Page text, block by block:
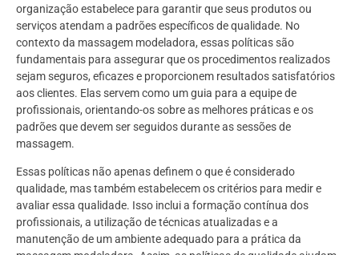
organização estabelece para garantir que seus produtos ou
serviços atendam a padrões específicos de qualidade. No
contexto da massagem modeladora, essas políticas são
fundamentais para assegurar que os procedimentos realizados
sejam seguros, eficazes e proporcionem resultados satisfatórios
aos clientes. Elas servem como um guia para a equipe de
profissionais, orientando-os sobre as melhores práticas e os
padrões que devem ser seguidos durante as sessões de
massagem.
Essas políticas não apenas definem o que é considerado
qualidade, mas também estabelecem os critérios para medir e
avaliar essa qualidade. Isso inclui a formação contínua dos
profissionais, a utilização de técnicas atualizadas e a
manutenção de um ambiente adequado para a prática da